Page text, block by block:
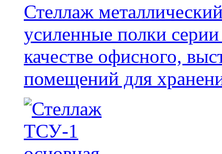
Стеллаж
усиленные полки
качестве офисного,
помещений для